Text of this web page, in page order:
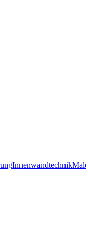
Innenwandtechnik